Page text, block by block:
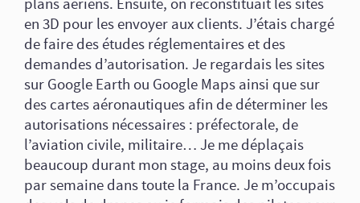
plans aériens. Ensuite, on reconstituait les sites
en 3D pour les envoyer aux clients. J’étais chargé
de faire des études réglementaires et des
demandes d’autorisation. Je regardais les sites
sur Google Earth ou Google Maps ainsi que sur
des cartes aéronautiques afin de déterminer les
autorisations nécessaires : préfectorale, de
l’aviation civile, militaire… Je me déplaçais
beaucoup durant mon stage, au moins deux fois
par semaine dans toute la France. Je m’occupais